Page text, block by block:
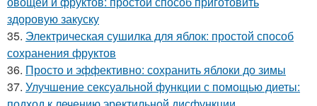
здоровую закуску
35. Электрическая сушилка для яблок: простой способ
сохранения фруктов
36. Просто и эффективно: сохранить яблоки до зимы
37. Улучшение сексуальной функции с помощью диеты: